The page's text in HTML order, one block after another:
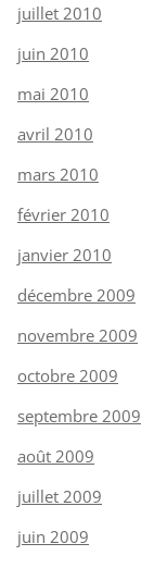
juillet 2010
juin 2010
mai 2010
avril 2010
mars 2010
février 2010
janvier 2010
décembre 2009
novembre 2009
octobre 2009
septembre 2009
août 2009
juillet 2009
juin 2009